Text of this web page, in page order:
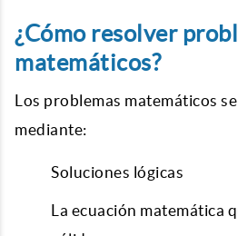
¿Cómo resolver
matemáticos?
Los problemas matemáticos
mediante:
Soluciones lógicas
La ecuación matemática